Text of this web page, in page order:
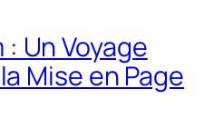
Un Voyage
Mise en Page